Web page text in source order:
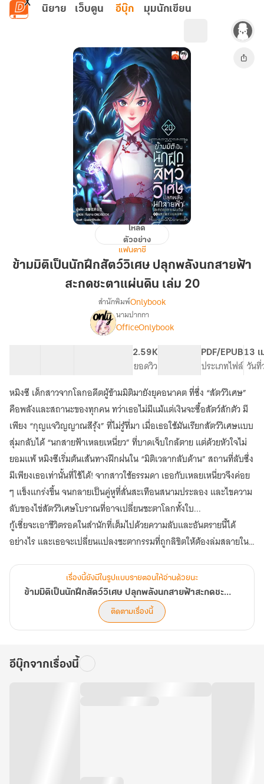
ข้ามไปยังเนื้อหาหลัก
นิยาย เว็บตูน อีบุ๊ก มุมนักเขียน
เป็น
ฝึก
วิเศษ
พลัง
สายฟ้า
สะกด
แผ่น
ดิน
เล่ม
20
โหลด
ตัวอย่าง
แฟนตาซี
ข้ามมิติเป็นนักฝึกสัตว์วิเศษ ปลุกพลังนกสายฟ้า
สะกดชะตาแผ่นดิน เล่ม 20
เรื่อง
ข้าม
มิติ
เป็น
นัก
ฝึก
สัตว์
วิเศษ
ปลุก
พลัง
นก
สายฟ้า
สะกด
ชะตา
แผ่น
ดิน
สำนักพิมพ์Onlybook
นามปากกา
OfficeOnlybook
2.59K
ยอดวิว
PDF/EPUB
ประเภทไฟล์
13 เ
วันที่
หมิงซี เด็กสาวจากโลกอดีตผู้ข้ามมิติมายังยุคอนาคต ที่ซึ่ง “สัตว์วิเศษ”
คือพลังและสถานะของทุกคน ทว่าเธอไม่มีแม้แต่เงินจะซื้อสัตว์สักตัว มี
เพียง “กุญแจวิญญาณสีรุ้ง” ที่ไม่รู้ที่มา เมื่อเธอใช้มันเรียกสัตว์วิเศษแบบ
สุ่มกลับได้ “นกสายฟ้าเหลยเหนี่ยว” ที่บาดเจ็บใกล้ตาย แต่ด้วยหัวใจไม่
ยอมแพ้ หมิงซีเริ่มต้นเส้นทางฝึกฝนใน “มิติเวลากลับด้าน” สถานที่ลับซึ่ง
มีเพียงเธอเท่านั้นที่ใช้ได้! จากสาวใช้ธรรมดา เธอกับเหลยเหนี่ยวจึงค่อย
ๆ แข็งแกร่งขึ้น จนกลายเป็นคู่หูที่สั่นสะเทือนสนามประลอง และไขความ
ลับของไข่สัตว์วิเศษโบราณที่อาจเปลี่ยนชะตาโลกทั้งใบ...
กู้เซี่ยจะเอาชีวิตรอดในสำนักที่เต็มไปด้วยความลับและอันตรายนี้ได้
อย่างไร และเธอจะเปลี่ยนแปลงชะตากรรมที่ถูกลิขิตให้ต้องล่มสลายใน
เรื่องนี้ยังมีในรูปแบบรายตอนให้อ่านด้วยนะ
ข้ามมิติเป็นนักฝึกสัตว์วิเศษ ปลุกพลังนกสายฟ้าสะกดชะตาแผ่นดิน
ติดตามเรื่องนี้
อีบุ๊กจากเรื่องนี้